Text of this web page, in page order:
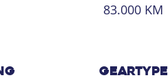
83.000 KM
GEARTYPE